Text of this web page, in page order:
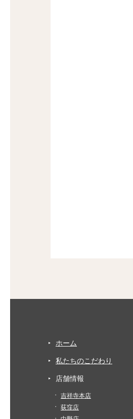
ホーム
私たちのこだわり
店舗情報
吉祥寺本店
荻窪店